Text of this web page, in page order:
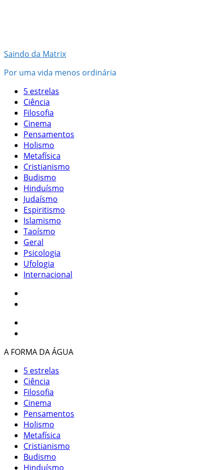
Saindo da Matrix
Por uma vida menos ordinária
5 estrelas
Ciência
Filosofia
Cinema
Pensamentos
Holismo
Metafísica
Cristianismo
Budismo
Hinduísmo
Judaísmo
Espiritismo
Islamismo
Taoísmo
Geral
Psicologia
Ufologia
Internacional
A FORMA DA ÁGUA
5 estrelas
Ciência
Filosofia
Cinema
Pensamentos
Holismo
Metafísica
Cristianismo
Budismo
Hinduísmo